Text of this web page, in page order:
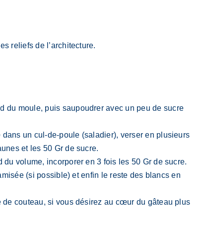
reliefs de l’architecture.
du moule, puis saupoudrer avec un peu de sucre
un cul-de-poule (saladier), verser en plusieurs
et les 50 Gr de sucre.
du volume, incorporer en 3 fois les 50 Gr de sucre.
(si possible) et enfin le reste des blancs en
de couteau, si vous désirez au cœur du gâteau plus